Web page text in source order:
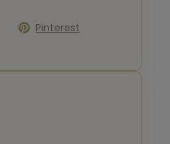
Pinterest